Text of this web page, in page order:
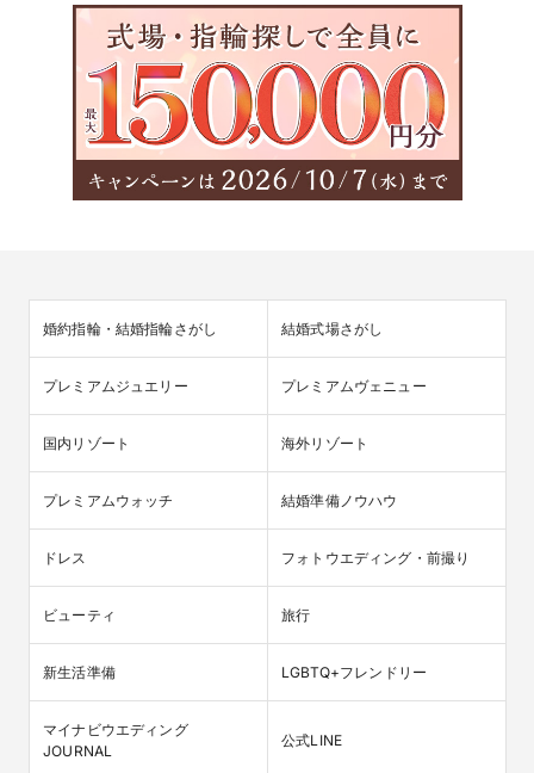
婚約指輪・結婚指輪さがし 結婚式場さがし
プレミアムジュエリー プレミアムヴェニュー
国内リゾート 海外リゾート
プレミアムウォッチ 結婚準備ノウハウ
ドレス フォトウエディング・前撮り
ビューティ 旅行
新生活準備 LGBTQ+フレンドリー
マイナビウエディング
JOURNAL
公式LINE